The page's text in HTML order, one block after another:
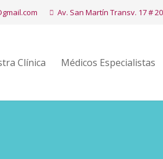
Av. San Martín Transv. 17 # 20
Clínica Médicos Especialistas